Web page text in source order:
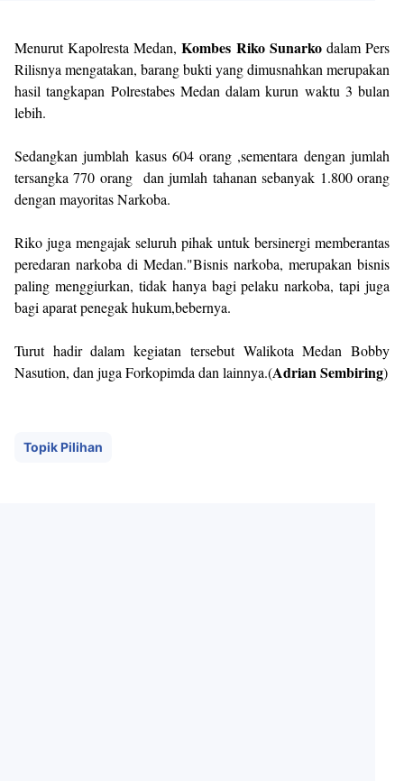
Menurut Kapolresta Medan,Kombes Riko Sunarkodalam Pers
Rilisnya mengatakan, barang bukti yang dimusnahkan merupakan
hasil tangkapan Polrestabes Medan dalam kurun waktu 3 bulan
lebih.
Sedangkan jumblah kasus 604 orang ,sementara dengan jumlah
tersangka 770 orang dan jumlah tahanan sebanyak 1.800 orang
dengan mayoritas Narkoba.
Riko juga mengajak seluruh pihak untuk bersinergi memberantas
peredaran narkoba di Medan."Bisnis narkoba, merupakan bisnis
paling menggiurkan, tidak hanya bagi pelaku narkoba, tapi juga
bagi aparat penegak hukum,bebernya.
Turut hadir dalam kegiatan tersebut Walikota Medan Bobby
Nasution, dan juga Forkopimda dan lainnya.(Adrian Sembiring)
Topik Pilihan